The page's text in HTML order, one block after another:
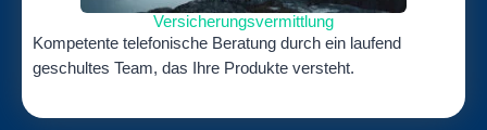
Versicherungsvermittlung
Kompetente telefonische Beratung durch ein laufend
geschultes Team, das Ihre Produkte versteht.